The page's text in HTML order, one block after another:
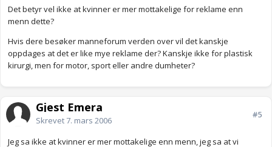
Det betyr vel ikke at kvinner er mer mottakelige for reklame enn
menn dette?
Hvis dere besøker manneforum verden over vil det kanskje
oppdages at det er like mye reklame der? Kanskje ikke for plastisk
kirurgi, men for motor, sport eller andre dumheter?
Gjest Emera
Skrevet7. mars 2006
#5
Jeg sa ikke at kvinner er mer mottakelige enn menn, jeg sa at vi